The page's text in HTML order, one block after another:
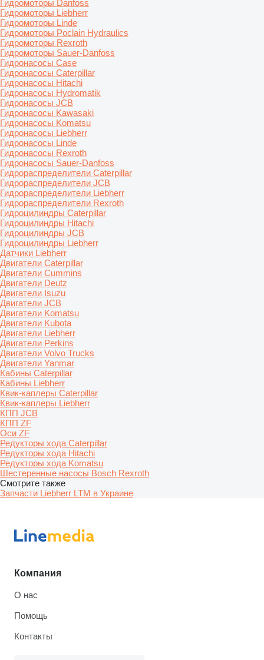
Гидромоторы Danfoss
Гидромоторы Liebherr
Гидромоторы Linde
Гидромоторы Poclain Hydraulics
Гидромоторы Rexroth
Гидромоторы Sauer-Danfoss
Гидронасосы Case
Гидронасосы Caterpillar
Гидронасосы Hitachi
Гидронасосы Hydromatik
Гидронасосы JCB
Гидронасосы Kawasaki
Гидронасосы Komatsu
Гидронасосы Liebherr
Гидронасосы Linde
Гидронасосы Rexroth
Гидронасосы Sauer-Danfoss
Гидрораспределители Caterpillar
Гидрораспределители JCB
Гидрораспределители Liebherr
Гидрораспределители Rexroth
Гидроцилиндры Caterpillar
Гидроцилиндры Hitachi
Гидроцилиндры JCB
Гидроцилиндры Liebherr
Датчики Liebherr
Двигатели Caterpillar
Двигатели Cummins
Двигатели Deutz
Двигатели Isuzu
Двигатели JCB
Двигатели Komatsu
Двигатели Kubota
Двигатели Liebherr
Двигатели Perkins
Двигатели Volvo Trucks
Двигатели Yanmar
Кабины Caterpillar
Кабины Liebherr
Квик-каплеры Caterpillar
Квик-каплеры Liebherr
КПП JCB
КПП ZF
Оси ZF
Редукторы хода Caterpillar
Редукторы хода Hitachi
Редукторы хода Komatsu
Шестеренные насосы Bosch Rexroth
Смотрите также
Запчасти Liebherr LTM в Украине
Компания
О нас
Помощь
Контакты